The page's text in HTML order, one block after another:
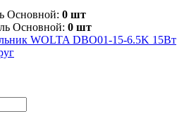
Основной: 0 шт
Основной: 0 шт
WOLTA DBO01-15-6.5K 15Вт